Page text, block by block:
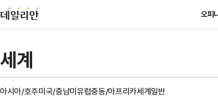
오피
세계
아시아/호주미국/중남미유럽중동/아프리카세계일반